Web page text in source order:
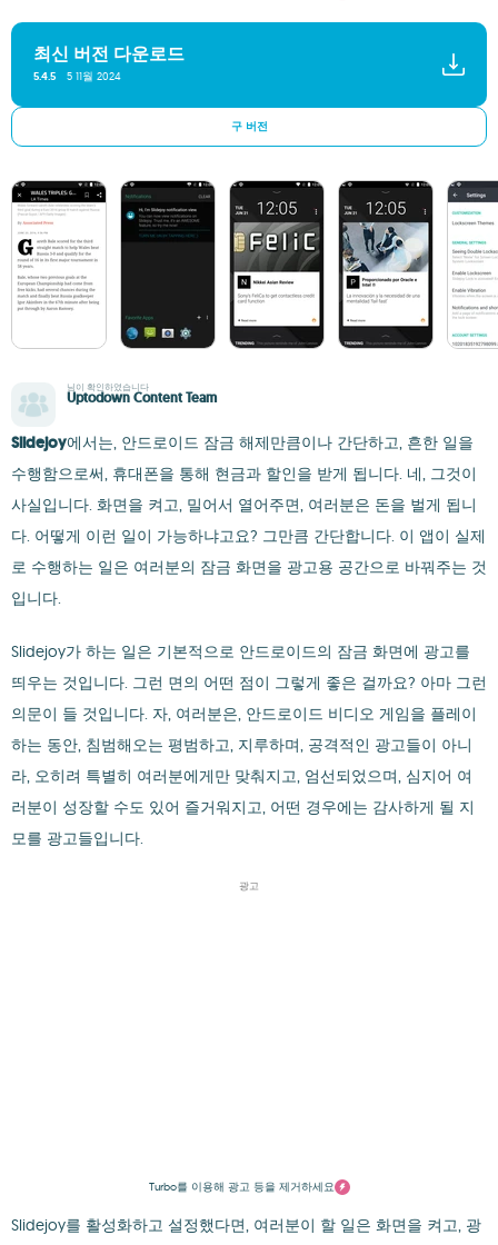
최신 버전 다운로드
5.4.5 5 11월 2024
구 버전
님이 확인하였습니다
Uptodown Content Team
Slidejoy에서는, 안드로이드 잠금 해제만큼이나 간단하고, 흔한 일을
수행함으로써, 휴대폰을 통해 현금과 할인을 받게 됩니다. 네, 그것이
사실입니다. 화면을 켜고, 밀어서 열어주면, 여러분은 돈을 벌게 됩니
다. 어떻게 이런 일이 가능하냐고요? 그만큼 간단합니다. 이 앱이 실제
로 수행하는 일은 여러분의 잠금 화면을 광고용 공간으로 바꿔주는 것
입니다.
Slidejoy가 하는 일은 기본적으로 안드로이드의 잠금 화면에 광고를
띄우는 것입니다. 그런 면의 어떤 점이 그렇게 좋은 걸까요? 아마 그런
의문이 들 것입니다. 자, 여러분은, 안드로이드 비디오 게임을 플레이
하는 동안, 침범해오는 평범하고, 지루하며, 공격적인 광고들이 아니
라, 오히려 특별히 여러분에게만 맞춰지고, 엄선되었으며, 심지어 여
러분이 성장할 수도 있어 즐거워지고, 어떤 경우에는 감사하게 될 지
모를 광고들입니다.
광고
Turbo를 이용해 광고 등을 제거하세요
Slidejoy를 활성화하고 설정했다면, 여러분이 할 일은 화면을 켜고, 광